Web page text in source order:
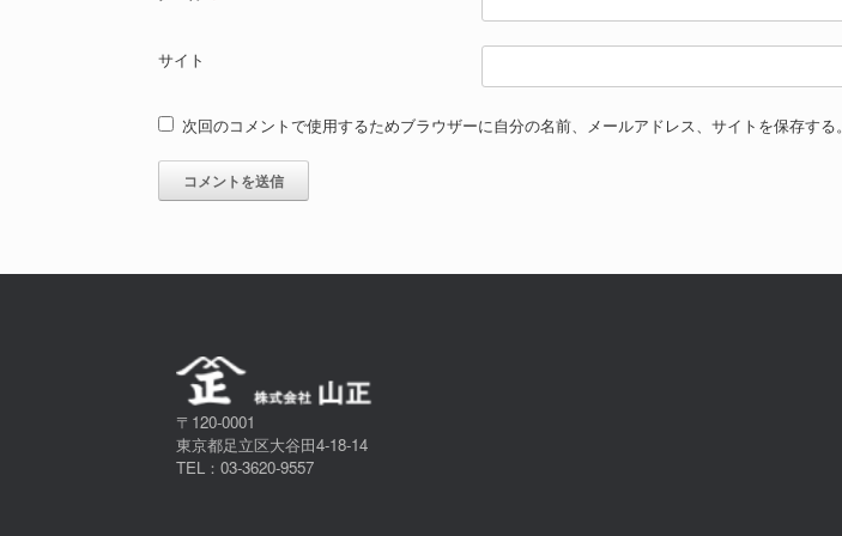
サイト
次回のコメントで使用するためブラウザーに自分の名前、メールアドレス、サイトを保存する。
〒120-0001
東京都足立区大谷田4-18-14
TEL：03-3620-9557